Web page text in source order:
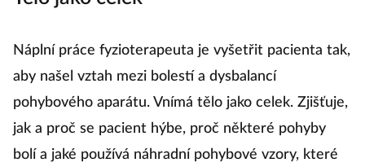
Náplní práce fyzioterapeuta je vyšetřit pacienta tak,
aby našel vztah mezi bolestí a dysbalancí
pohybového aparátu. Vnímá tělo jako celek. Zjišťuje,
jak a proč se pacient hýbe, proč některé pohyby
bolí a jaké používá náhradní pohybové vzory, které